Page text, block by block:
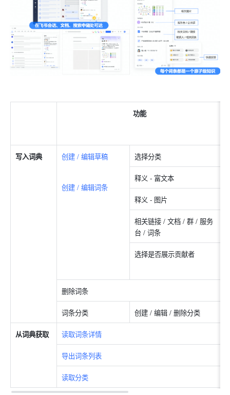
功能
写入词典 创建 / 编辑草稿
创建 / 编辑词条
选择分类
释义 - 富文本
释义 - 图片
相关链接 / 文档 / 群 / 服务
台 / 词条
选择是否展示贡献者
删除词条
词条分类 创建 / 编辑 / 删除分类
从词典获取 读取词条详情
导出词条列表
读取分类